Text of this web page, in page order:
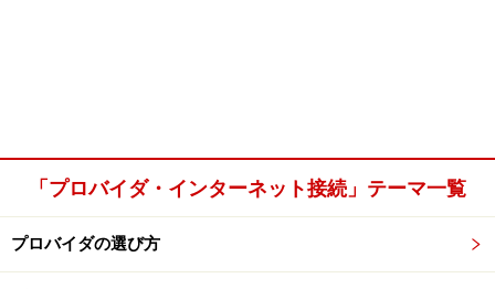
「プロバイダ・インターネット接続」テーマ一覧
プロバイダの選び方